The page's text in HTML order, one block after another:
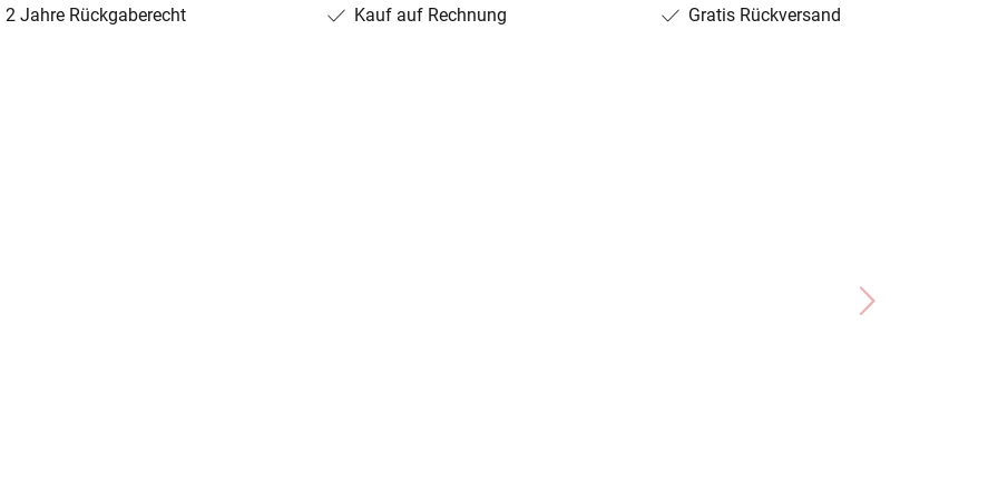
2 Jahre Rückgaberecht Kauf auf Rechnung Gratis Rückversand